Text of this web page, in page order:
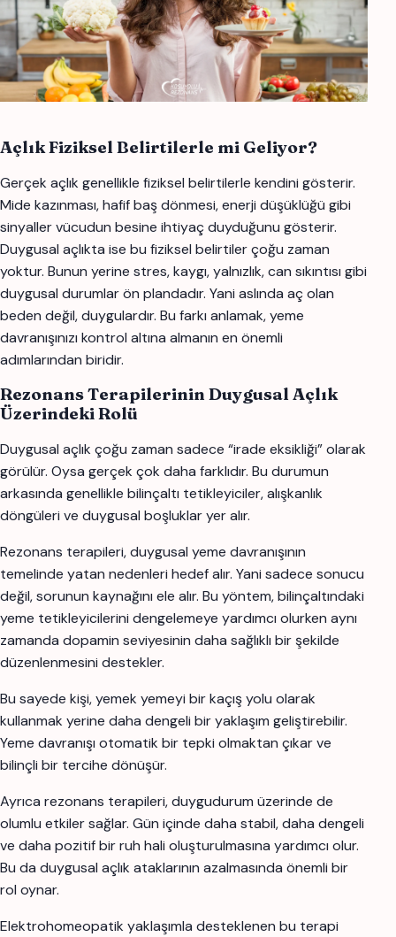
Açlık Fiziksel Belirtilerle mi Geliyor?
Gerçek açlık genellikle fiziksel belirtilerle kendini gösterir.
Mide kazınması, hafif baş dönmesi, enerji düşüklüğü gibi
sinyaller vücudun besine ihtiyaç duyduğunu gösterir.
Duygusal açlıkta ise bu fiziksel belirtiler çoğu zaman
yoktur. Bunun yerine stres, kaygı, yalnızlık, can sıkıntısı gibi
duygusal durumlar ön plandadır. Yani aslında aç olan
beden değil, duygulardır. Bu farkı anlamak, yeme
davranışınızı kontrol altına almanın en önemli
adımlarından biridir.
Rezonans Terapilerinin Duygusal Açlık
Üzerindeki Rolü
Duygusal açlık çoğu zaman sadece “irade eksikliği” olarak
görülür. Oysa gerçek çok daha farklıdır. Bu durumun
arkasında genellikle bilinçaltı tetikleyiciler, alışkanlık
döngüleri ve duygusal boşluklar yer alır.
Rezonans terapileri, duygusal yeme davranışının
temelinde yatan nedenleri hedef alır. Yani sadece sonucu
değil, sorunun kaynağını ele alır. Bu yöntem, bilinçaltındaki
yeme tetikleyicilerini dengelemeye yardımcı olurken aynı
zamanda dopamin seviyesinin daha sağlıklı bir şekilde
düzenlenmesini destekler.
Bu sayede kişi, yemek yemeyi bir kaçış yolu olarak
kullanmak yerine daha dengeli bir yaklaşım geliştirebilir.
Yeme davranışı otomatik bir tepki olmaktan çıkar ve
bilinçli bir tercihe dönüşür.
Ayrıca rezonans terapileri, duygudurum üzerinde de
olumlu etkiler sağlar. Gün içinde daha stabil, daha dengeli
ve daha pozitif bir ruh hali oluşturulmasına yardımcı olur.
Bu da duygusal açlık ataklarının azalmasında önemli bir
rol oynar.
Elektrohomeopatik yaklaşımla desteklenen bu terapi